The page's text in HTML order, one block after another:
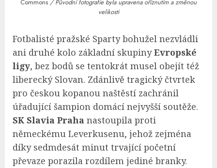
Commons / Původní fotografie byla upravena oříznutím a změnou
velikosti
Fotbalisté pražské Sparty bohužel nezvládli
ani druhé kolo základní skupinyEvropské
ligy, bez bodů se tentokrát musel obejít též
liberecký Slovan. Zdánlivě tragický čtvrtek
pro českou kopanou naštěstí zachránil
úřadující šampion domácí nejvyšší soutěže.
SK Slavia Praha nastoupila proti
německému Leverkusenu, jehož zejména
díky sedmdesát minut trvající početní
převaze porazila rozdílem jediné branky.